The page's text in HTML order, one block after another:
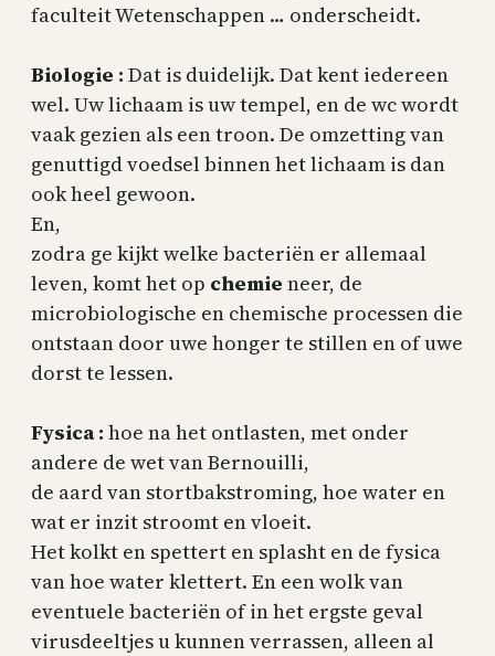
faculteit Wetenschappen … onderscheidt.
Biologie : Dat is duidelijk. Dat kent iedereen
wel. Uw lichaam is uw tempel, en de wc wordt
vaak gezien als een troon. De omzetting van
genuttigd voedsel binnen het lichaam is dan
ook heel gewoon.
En,
zodra ge kijkt welke bacteriën er allemaal
leven, komt het op chemie neer, de
microbiologische en chemische processen die
ontstaan door uwe honger te stillen en of uwe
dorst te lessen.
Fysica : hoe na het ontlasten, met onder
andere de wet van Bernouilli,
de aard van stortbakstroming, hoe water en
wat er inzit stroomt en vloeit.
Het kolkt en spettert en splasht en de fysica
van hoe water klettert. En een wolk van
eventuele bacteriën of in het ergste geval
virusdeeltjes u kunnen verrassen, alleen al